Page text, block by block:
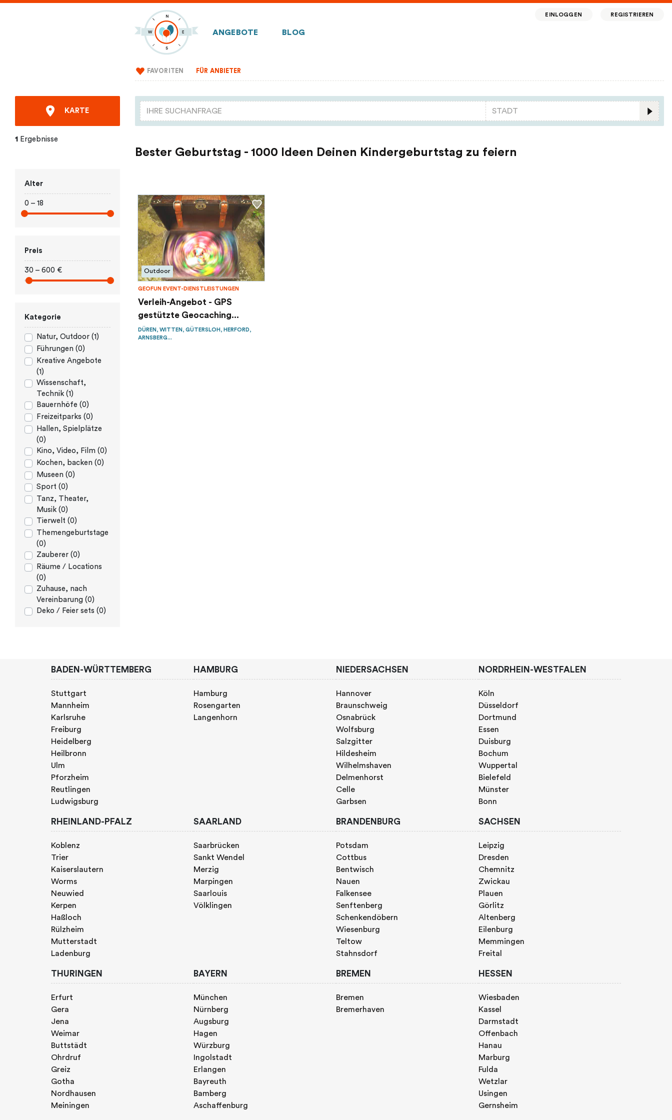
ANGEBOTE BLOG
EINLOGGEN REGISTRIEREN
FAVORITEN FÜR ANBIETER
KARTE
1 Ergebnisse
Alter
0 – 18
Preis
30 – 600 €
Kategorie
Natur, Outdoor (1)
Führungen (0)
Kreative Angebote
(1)
Wissenschaft,
Technik (1)
Bauernhöfe (0)
Freizeitparks (0)
Hallen, Spielplätze
(0)
Kino, Video, Film (0)
Kochen, backen (0)
Museen (0)
Sport (0)
Tanz, Theater,
Musik (0)
Tierwelt (0)
Themengeburtstage
(0)
Zauberer (0)
Räume / Locations
(0)
Zuhause, nach
Vereinbarung (0)
Deko / Feier sets (0)
Bester Geburtstag - 1000 Ideen Deinen Kindergeburtstag zu feiern
Outdoor
GEOFUN EVENT-DIENSTLEISTUNGEN
Verleih-Angebot - GPS
gestützte Geocaching...
DÜREN, WITTEN, GÜTERSLOH, HERFORD,
ARNSBERG...
BADEN-WÜRTTEMBERG
Stuttgart
Mannheim
Karlsruhe
Freiburg
Heidelberg
Heilbronn
Ulm
Pforzheim
Reutlingen
Ludwigsburg
HAMBURG
Hamburg
Rosengarten
Langenhorn
NIEDERSACHSEN
Hannover
Braunschweig
Osnabrück
Wolfsburg
Salzgitter
Hildesheim
Wilhelmshaven
Delmenhorst
Celle
Garbsen
NORDRHEIN-WESTFALEN
Köln
Düsseldorf
Dortmund
Essen
Duisburg
Bochum
Wuppertal
Bielefeld
Münster
Bonn
RHEINLAND-PFALZ
Koblenz
Trier
Kaiserslautern
Worms
Neuwied
Kerpen
Haßloch
Rülzheim
Mutterstadt
Ladenburg
SAARLAND
Saarbrücken
Sankt Wendel
Merzig
Marpingen
Saarlouis
Völklingen
BRANDENBURG
Potsdam
Cottbus
Bentwisch
Nauen
Falkensee
Senftenberg
Schenkendöbern
Wiesenburg
Teltow
Stahnsdorf
SACHSEN
Leipzig
Dresden
Chemnitz
Zwickau
Plauen
Görlitz
Altenberg
Eilenburg
Memmingen
Freital
THURINGEN
Erfurt
Gera
Jena
Weimar
Buttstädt
Ohrdruf
Greiz
Gotha
Nordhausen
Meiningen
BAYERN
München
Nürnberg
Augsburg
Hagen
Würzburg
Ingolstadt
Erlangen
Bayreuth
Bamberg
Aschaffenburg
BREMEN
Bremen
Bremerhaven
HESSEN
Wiesbaden
Kassel
Darmstadt
Offenbach
Hanau
Marburg
Fulda
Wetzlar
Usingen
Gernsheim